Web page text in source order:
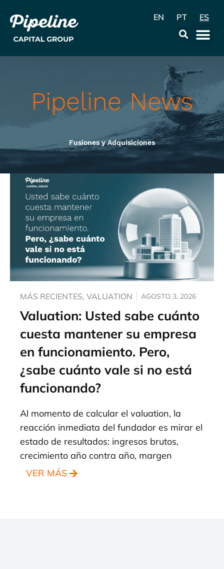
EN PT ES
Pipeline News
Fusiones y Adquisiciones
MÁS RECIENTES, VALUATION AGOSTO 3, 2026
Valuation: Usted sabe cuánto
cuesta mantener su empresa
en funcionamiento. Pero,
¿sabe cuánto vale si no está
funcionando?
Al momento de calcular el valuation, la
reacción inmediata del fundador es mirar el
estado de resultados: ingresos brutos,
crecimiento año contra año, margen
VER MÁS